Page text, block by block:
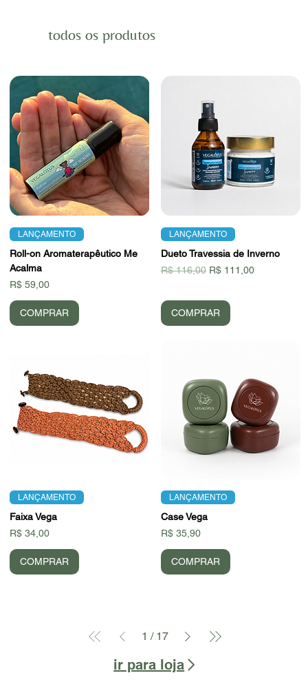
todos os produtos
LANÇAMENTO
Roll-on Aromaterapêutico Me
Acalma
Preço
R$ 59,00
COMPRAR
LANÇAMENTO
Dueto Travessia de Inverno
Preço normal
R$ 116,00 Preço promocional
R$ 111,00
COMPRAR
LANÇAMENTO
Faixa Vega
Preço
R$ 34,00
COMPRAR
LANÇAMENTO
Case Vega
Preço
R$ 35,90
COMPRAR
1 / 17
ir para loja